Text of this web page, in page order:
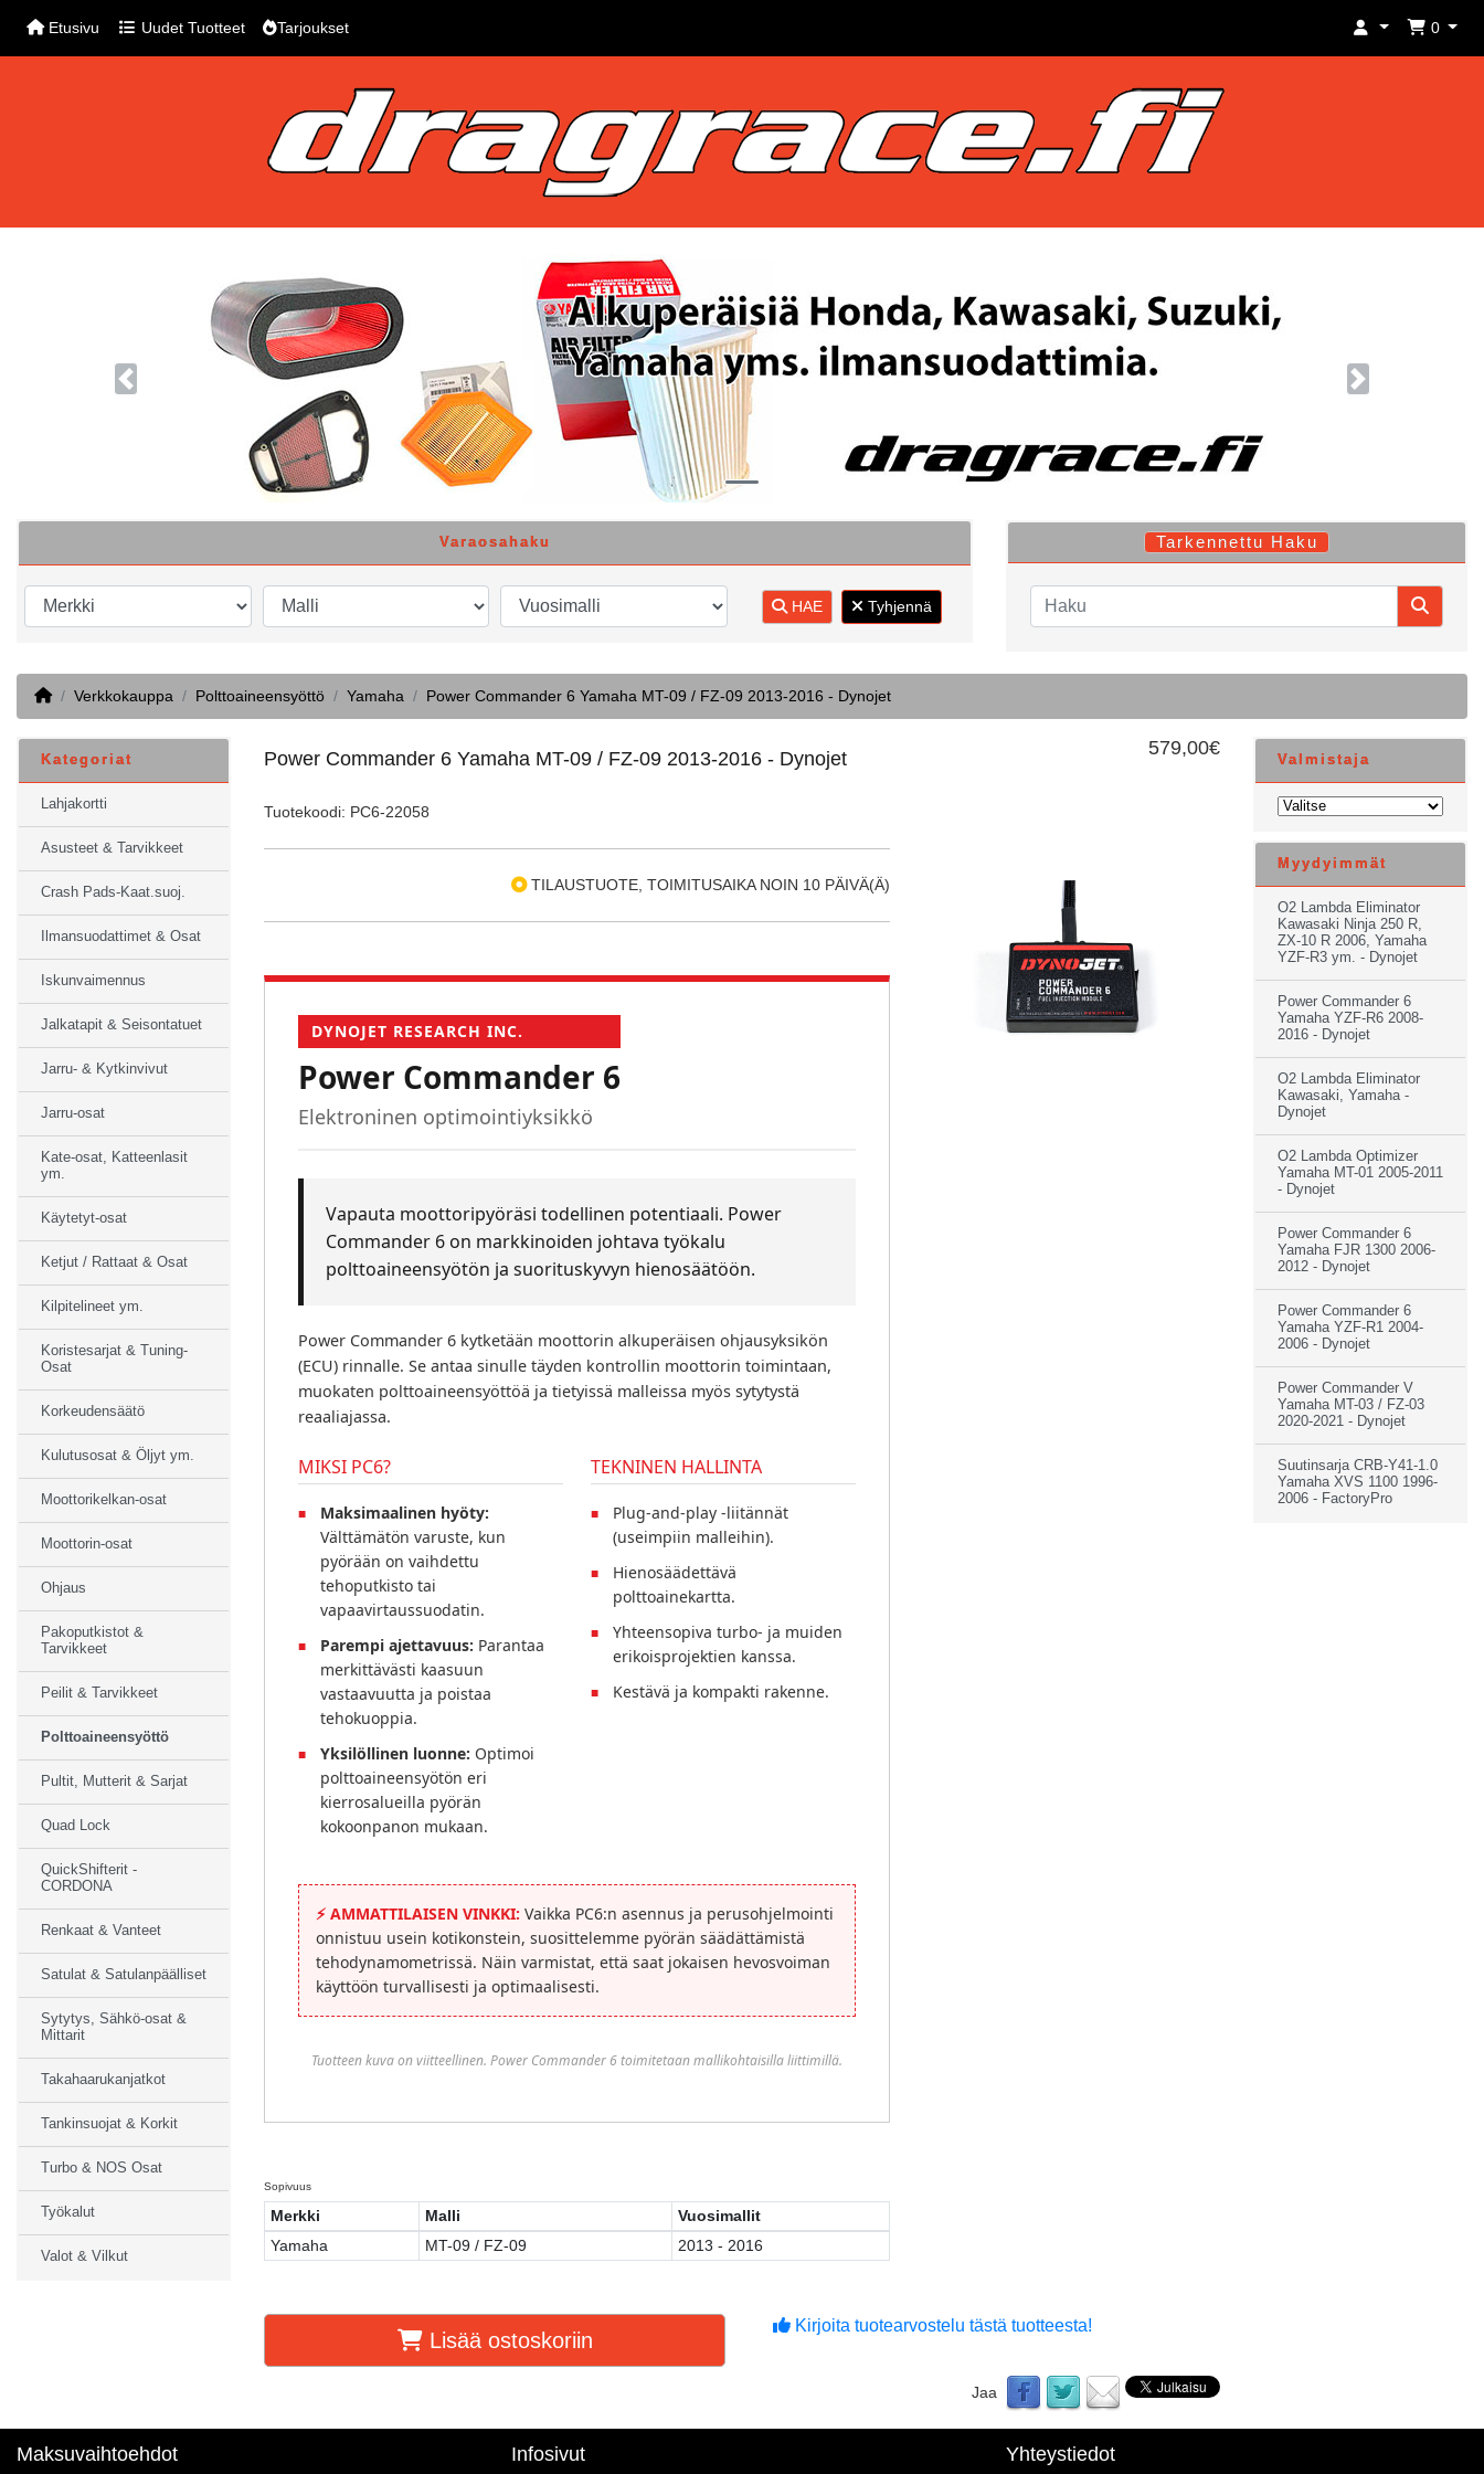
Etusivu Uudet Tuotteet Tarjoukset 0
Previous Next
Varaosahaku
HAE Tyhjennä
Tarkennettu Haku
HomeVerkkokauppa Polttoaineensyöttö Yamaha Power Commander 6 Yamaha MT-09 / FZ-09 2013-2016 - Dynojet
Power Commander 6 Yamaha MT-09 / FZ-09 2013-2016 - Dynojet 579,00€
Tuotekoodi: PC6-22058
TILAUSTUOTE, TOIMITUSAIKA NOIN 10 PÄIVÄ(Ä)
DYNOJET RESEARCH INC.
Power Commander 6
Elektroninen optimointiyksikkö
Vapauta moottoripyöräsi todellinen potentiaali. Power
Commander 6 on markkinoiden johtava työkalu
polttoaineensyötön ja suorituskyvyn hienosäätöön.
Power Commander 6 kytketään moottorin alkuperäisen ohjausyksikön
(ECU) rinnalle. Se antaa sinulle täyden kontrollin moottorin toimintaan,
muokaten polttoaineensyöttöä ja tietyissä malleissa myös sytytystä
reaaliajassa.
MIKSI PC6?
Maksimaalinen hyöty:
Välttämätön varuste, kun
pyörään on vaihdettu
tehoputkisto tai
vapaavirtaussuodatin.
Parempi ajettavuus: Parantaa
merkittävästi kaasuun
vastaavuutta ja poistaa
tehokuoppia.
Yksilöllinen luonne: Optimoi
polttoaineensyötön eri
kierrosalueilla pyörän
kokoonpanon mukaan.
TEKNINEN HALLINTA
Plug-and-play -liitännät
(useimpiin malleihin).
Hienosäädettävä
polttoainekartta.
Yhteensopiva turbo- ja muiden
erikoisprojektien kanssa.
Kestävä ja kompakti rakenne.
⚡ AMMATTILAISEN VINKKI: Vaikka PC6:n asennus ja perusohjelmointi
onnistuu usein kotikonstein, suosittelemme pyörän säädättämistä
tehodynamometrissä. Näin varmistat, että saat jokaisen hevosvoiman
käyttöön turvallisesti ja optimaalisesti.
Tuotteen kuva on viitteellinen. Power Commander 6 toimitetaan mallikohtaisilla liittimillä.
Sopivuus
Merkki Malli
Vuosimallit
Yamaha
MT-09 / FZ-09 2013 - 2016
Lisää ostoskoriin
Kirjoita tuotearvostelu tästä tuotteesta!
Jaa
Kategoriat
Lahjakortti
Asusteet & Tarvikkeet
Crash Pads-Kaat.suoj.
Ilmansuodattimet & Osat
Iskunvaimennus
Jalkatapit & Seisontatuet
Jarru- & Kytkinvivut
Jarru-osat
Kate-osat, Katteenlasit
ym.
Käytetyt-osat
Ketjut / Rattaat & Osat
Kilpitelineet ym.
Koristesarjat & Tuning-
Osat
Korkeudensäätö
Kulutusosat & Öljyt ym.
Moottorikelkan-osat
Moottorin-osat
Ohjaus
Pakoputkistot &
Tarvikkeet
Peilit & Tarvikkeet
Polttoaineensyöttö
Pultit, Mutterit & Sarjat
Quad Lock
QuickShifterit -
CORDONA
Renkaat & Vanteet
Satulat & Satulanpäälliset
Sytytys, Sähkö-osat &
Mittarit
Takahaarukanjatkot
Tankinsuojat & Korkit
Turbo & NOS Osat
Työkalut
Valot & Vilkut
Valmistaja
Myydyimmät
O2 Lambda Eliminator
Kawasaki Ninja 250 R,
ZX-10 R 2006, Yamaha
YZF-R3 ym. - Dynojet
Power Commander 6
Yamaha YZF-R6 2008-
2016 - Dynojet
O2 Lambda Eliminator
Kawasaki, Yamaha -
Dynojet
O2 Lambda Optimizer
Yamaha MT-01 2005-2011
- Dynojet
Power Commander 6
Yamaha FJR 1300 2006-
2012 - Dynojet
Power Commander 6
Yamaha YZF-R1 2004-
2006 - Dynojet
Power Commander V
Yamaha MT-03 / FZ-03
2020-2021 - Dynojet
Suutinsarja CRB-Y41-1.0
Yamaha XVS 1100 1996-
2006 - FactoryPro
Maksuvaihtoehdot Infosivut Yhteystiedot